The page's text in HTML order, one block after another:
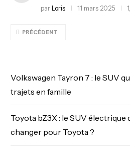
parLoris 11 mars 2025
PRÉCÉDENT
Volkswagen Tayron 7 : le SUV
trajets en famille
Toyota bZ3X : le SUV
changer pour Toyota ?